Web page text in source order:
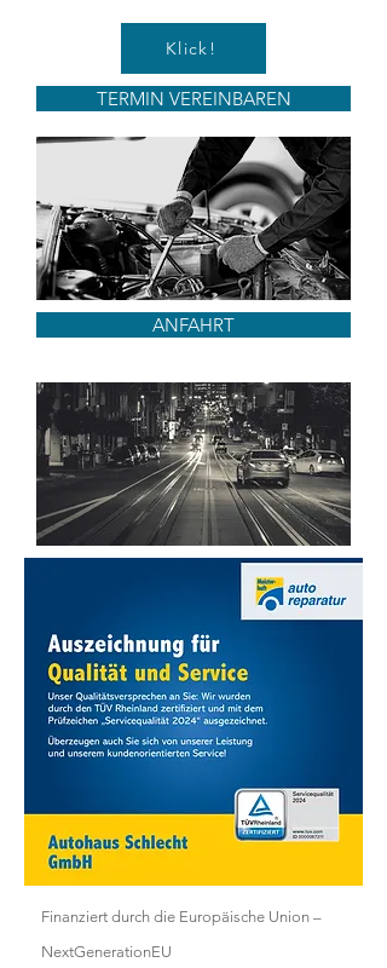
Klick!
TERMIN VEREINBAREN
ANFAHRT
Finanziert durch die Europäische Union –
NextGenerationEU